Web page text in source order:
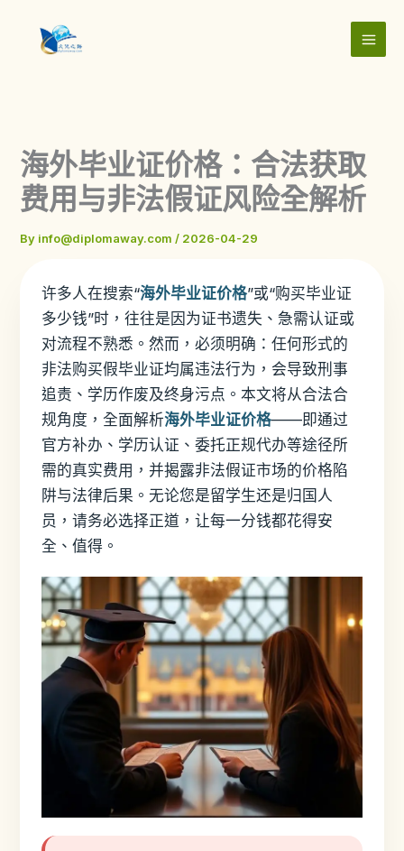
content
海外毕业证价格：合法获取
费用与非法假证风险全解析
By info@diplomaway.com / 2026-04-29
许多人在搜索“海外毕业证价格”或“购买毕业证
多少钱”时，往往是因为证书遗失、急需认证或
对流程不熟悉。然而，必须明确：任何形式的
非法购买假毕业证均属违法行为，会导致刑事
追责、学历作废及终身污点。本文将从合法合
规角度，全面解析海外毕业证价格——即通过
官方补办、学历认证、委托正规代办等途径所
需的真实费用，并揭露非法假证市场的价格陷
阱与法律后果。无论您是留学生还是归国人
员，请务必选择正道，让每一分钱都花得安
全、值得。